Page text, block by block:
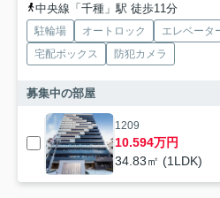
中央線「千種」駅 徒歩11分
駐輪場 オートロック エレベータ
宅配ボックス
防犯カメラ
募集中の部屋
1209
10.594万円
34.83㎡ (1LDK)